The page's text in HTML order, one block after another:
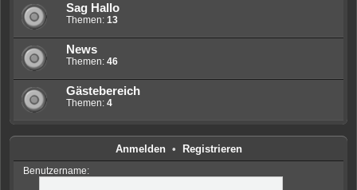
Sag Hallo
Themen: 13
News
Themen: 46
Gästebereich
Themen: 4
Anmelden• Registrieren
Benutzername: